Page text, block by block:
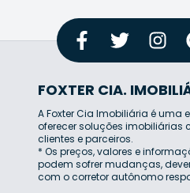
FOXTER CIA.
A Foxter Cia Imobiliária é uma
oferecer soluções imobiliárias
clientes e parceiros.
* Os preços, valores e
podem sofrer mudanças,
com o corretor autônomo